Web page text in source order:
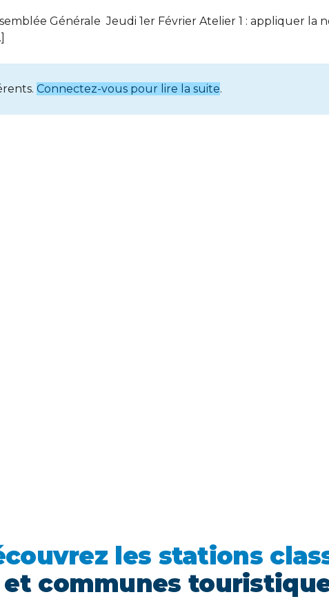
Générale Jeudi 1er Février Atelier 1 : appliquer la
Connectez-vous pour lire la suite.
les stations
et communes